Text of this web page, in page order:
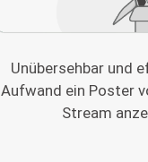
Unübersehbar und
Aufwand ein Poster
Stream